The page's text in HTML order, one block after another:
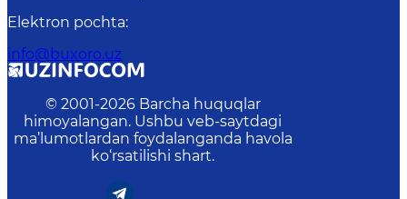
Elektron pochta:
info@buxoro.uz
© 2001-2026 Barcha huquqlar
himoyalangan. Ushbu veb-saytdagi
ma’lumotlardan foydalanganda havola
ko‘rsatilishi shart.